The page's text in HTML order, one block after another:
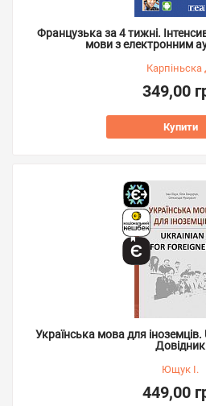
Французька за 4 тижні.
мови з електронним
Карпіньска
349,00
Купити
Українська мова для
Довідник
Ющук І.
449,00